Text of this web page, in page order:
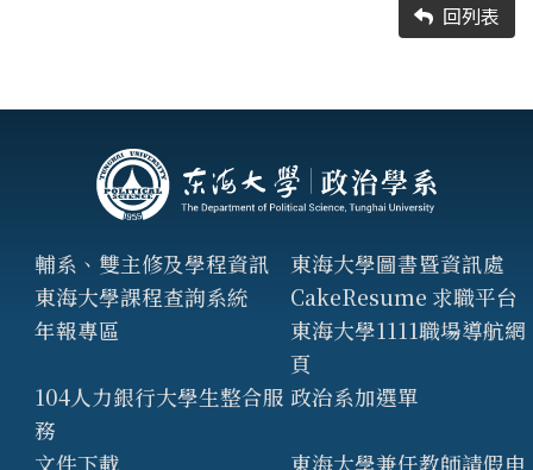
回列表
輔系、雙主修及學程資訊
東海大學圖書暨資訊處
東海大學課程查詢系統
CakeResume 求職平台
年報專區
東海大學1111職場導航網
頁
104人力銀行大學生整合服
務
政治系加選單
文件下載 東海大學兼任教師請假申